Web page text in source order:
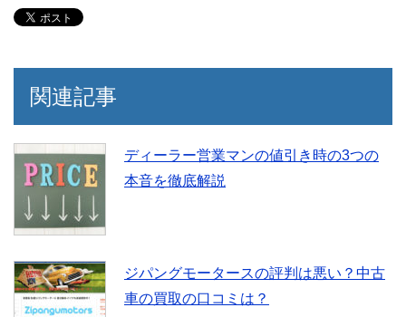
関連記事
ディーラー営業マンの値引き時の3つの
本音を徹底解説
ジパングモータースの評判は悪い？中古
車の買取の口コミは？